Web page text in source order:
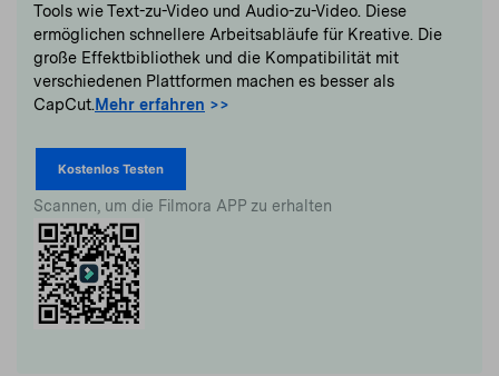
Tools wie Text-zu-Video und Audio-zu-Video. Diese
ermöglichen schnellere Arbeitsabläufe für Kreative. Die
große Effektbibliothek und die Kompatibilität mit
verschiedenen Plattformen machen es besser als
CapCut.Mehr erfahren >>
Kostenlos Testen
Scannen, um die Filmora APP zu erhalten